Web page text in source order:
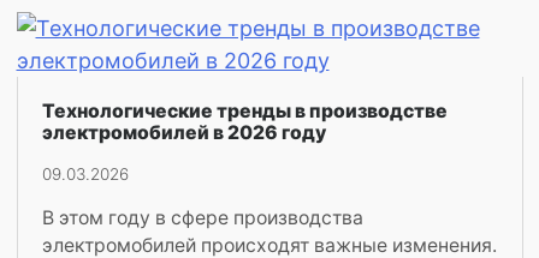
Технологические тренды в производстве
электромобилей в 2026 году
09.03.2026
В этом году в сфере производства
электромобилей происходят важные изменения.